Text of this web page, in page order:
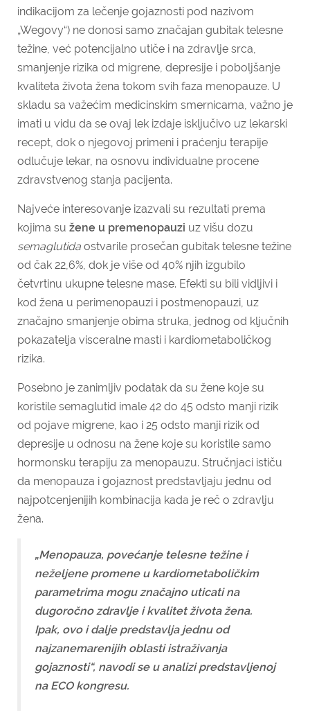
indikacijom za lečenje gojaznosti pod nazivom
„Wegovy“) ne donosi samo značajan gubitak telesne
težine, već potencijalno utiče i na zdravlje srca,
smanjenje rizika od migrene, depresije i poboljšanje
kvaliteta života žena tokom svih faza menopauze. U
skladu sa važećim medicinskim smernicama, važno je
imati u vidu da se ovaj lek izdaje isključivo uz lekarski
recept, dok o njegovoj primeni i praćenju terapije
odlučuje lekar, na osnovu individualne procene
zdravstvenog stanja pacijenta.
Najveće interesovanje izazvali su rezultati prema
kojima su žene u premenopauzi uz višu dozu
semaglutida ostvarile prosečan gubitak telesne težine
od čak 22,6%, dok je više od 40% njih izgubilo
četvrtinu ukupne telesne mase. Efekti su bili vidljivi i
kod žena u perimenopauzi i postmenopauzi, uz
značajno smanjenje obima struka, jednog od ključnih
pokazatelja visceralne masti i kardiometaboličkog
rizika.
Posebno je zanimljiv podatak da su žene koje su
koristile semaglutid imale 42 do 45 odsto manji rizik
od pojave migrene, kao i 25 odsto manji rizik od
depresije u odnosu na žene koje su koristile samo
hormonsku terapiju za menopauzu. Stručnjaci ističu
da menopauza i gojaznost predstavljaju jednu od
najpotcenjenijih kombinacija kada je reč o zdravlju
žena.
„Menopauza, povećanje telesne težine i
neželjene promene u kardiometaboličkim
parametrima mogu značajno uticati na
dugoročno zdravlje i kvalitet života žena.
Ipak, ovo i dalje predstavlja jednu od
najzanemarenijih oblasti istraživanja
gojaznosti“, navodi se u analizi predstavljenoj
na ECO kongresu.